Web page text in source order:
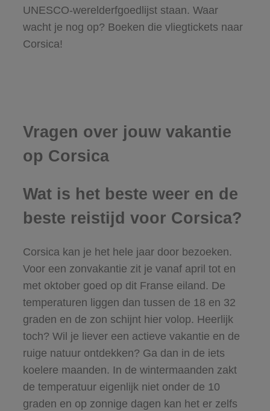
UNESCO-werelderfgoedlijst staan. Waar
wacht je nog op? Boeken die vliegtickets naar
Corsica!
Vragen over jouw vakantie
op Corsica
Wat is het beste weer en de
beste reistijd voor Corsica?
Corsica kan je het hele jaar door bezoeken.
Voor een zonvakantie zit je vanaf april tot en
met oktober goed op dit Franse eiland. De
temperaturen liggen dan tussen de 18 en 32
graden en de zon schijnt hier volop. Heerlijk
toch? Wil je liever een actieve vakantie en de
ruige natuur ontdekken? Ga dan in de iets
koelere maanden. In de wintermaanden zakt
de temperatuur eigenlijk niet onder de 10
graden en op zonnige dagen kan het er zelfs